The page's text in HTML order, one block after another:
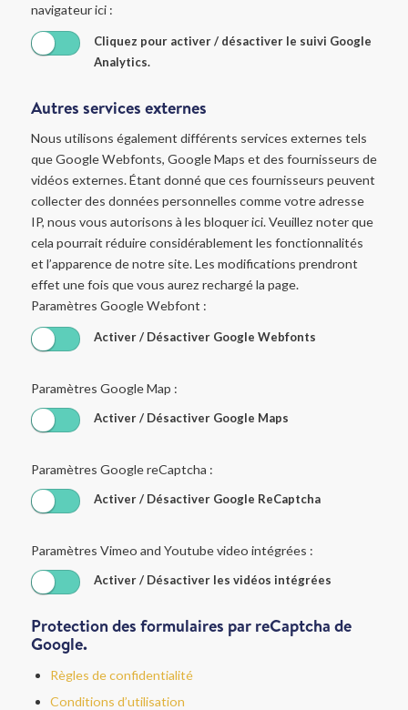
navigateur ici :
Cliquez pour activer / désactiver le suivi Google
Analytics.
Autres services externes
Nous utilisons également différents services externes tels
que Google Webfonts, Google Maps et des fournisseurs de
vidéos externes. Étant donné que ces fournisseurs peuvent
collecter des données personnelles comme votre adresse
IP, nous vous autorisons à les bloquer ici. Veuillez noter que
cela pourrait réduire considérablement les fonctionnalités
et l’apparence de notre site. Les modifications prendront
effet une fois que vous aurez rechargé la page.
Paramètres Google Webfont :
Activer / Désactiver Google Webfonts
Paramètres Google Map :
Activer / Désactiver Google Maps
Paramètres Google reCaptcha :
Activer / Désactiver Google ReCaptcha
Paramètres Vimeo and Youtube video intégrées :
Activer / Désactiver les vidéos intégrées
Protection des formulaires par reCaptcha de
Google.
Règles de confidentialité
Conditions d’utilisation